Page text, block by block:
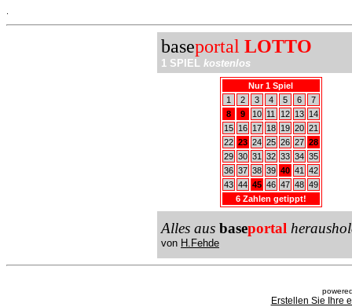
baseportal LOTTO
1 SPIEL kostenlos
Nur 1 Spiel
1
2 3 4 5 6
7
8
9 10 11 12 13
14
15
16 17 18 19 20 21
22 23 24 25 26 27 28
29 30 31 32 33 34 35
36 37 38 39 40 41
42
43 44 45 46 47 48 49
6 Zahlen getippt!
Alles aus baseportal
von H.Fehde
Erstellen Sie Ihre